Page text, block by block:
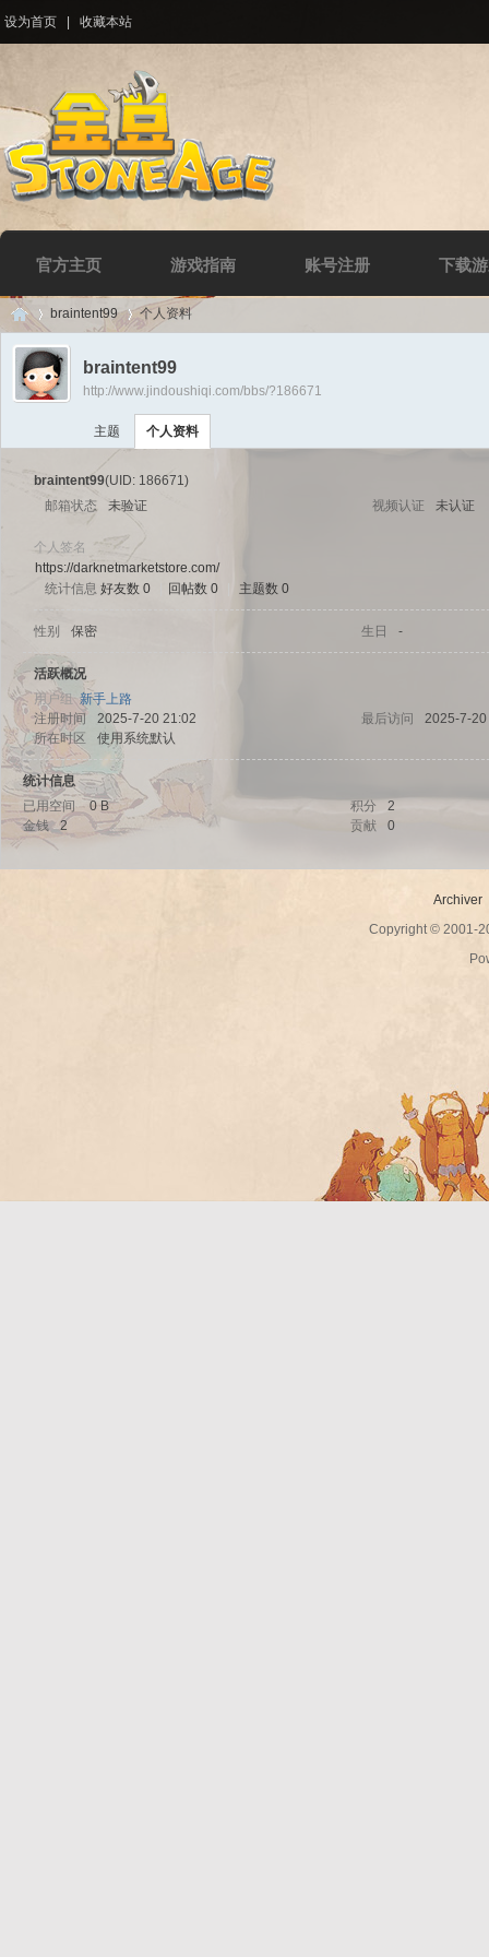
设为首页 收藏本站
官方主页 游戏指南 账号注册 下载
Di
uz!
›
braintent99 个人资料
braintent99
http://www.jindoushiqi.com/bbs/?186671
主题 个人资料
braintent99(UID: 186671)
邮箱状态
未验证 视频认证 未认证
个人签名
https://darknetmarketstore.com/
统计信息 好友数 0 回帖数 0 主题数 0
性别 保密 生日 -
活跃概况
用户组 新手上路
注册时间
2025-7-20 21:02 最后访问
2025-7-
所在时区
使用系统默认
统计信息
已用空间
0 B 积分
2
金钱
2 贡献 0
Archiver
Copyright © 2001-